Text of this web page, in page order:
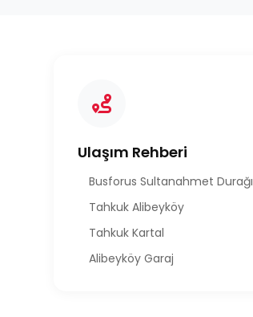
Ulaşım Rehberi
Busforus Sultanahmet Durağı
Tahkuk Alibeyköy
Tahkuk Kartal
Alibeyköy Garaj